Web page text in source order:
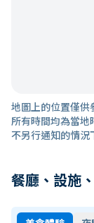
地圖上的位置僅供
所有時間均為當
不另行通知的情況
餐廳、設施